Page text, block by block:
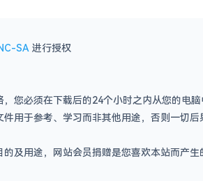
SA 进行授权
您必须在下载后的24个小时之内从您的电
用于参考、学习而非其他用途，否则一切
及用途，网站会员捐赠是您喜欢本站而产